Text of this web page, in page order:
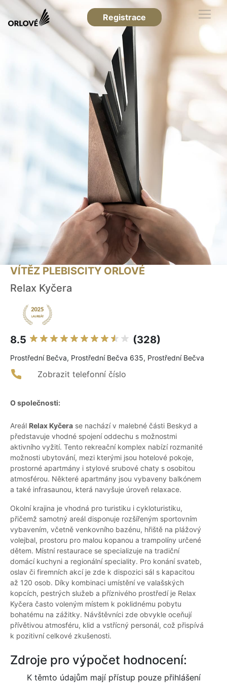
Registrace
VÍTĚZ PLEBISCITY ORLOVÉ
Relax Kyčera
8.5 (328)
Prostřední Bečva, Prostřední Bečva 635, Prostřední Bečva
Zobrazit telefonní číslo
O společnosti:
Areál Relax Kyčera se nachází v malebné části Beskyd a
představuje vhodné spojení oddechu s možnostmi
aktivního vyžití. Tento rekreační komplex nabízí rozmanité
možnosti ubytování, mezi kterými jsou hotelové pokoje,
prostorné apartmány i stylové srubové chaty s osobitou
atmosférou. Některé apartmány jsou vybaveny balkónem
a také infrasaunou, která navyšuje úroveň relaxace.
Okolní krajina je vhodná pro turistiku i cykloturistiku,
přičemž samotný areál disponuje rozšířeným sportovním
vybavením, včetně venkovního bazénu, hřiště na plážový
volejbal, prostoru pro malou kopanou a trampolíny určené
dětem. Místní restaurace se specializuje na tradiční
domácí kuchyni a regionální speciality. Pro konání svateb,
oslav či firemních akcí je zde k dispozici sál s kapacitou
až 120 osob. Díky kombinaci umístění ve valašských
kopcích, pestrých služeb a příznivého prostředí je Relax
Kyčera často voleným místem k poklidnému pobytu
bohatému na zážitky. Návštěvníci zde obvykle oceňují
přívětivou atmosféru, klid a vstřícný personál, což přispívá
k pozitivní celkové zkušenosti.
Zdroje pro výpočet hodnocení:
K těmto údajům mají přístup pouze přihlášení